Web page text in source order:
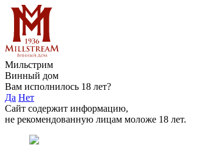
Мильстрим
Винный дом
Вам исполнилось 18 лет?
Да Нет
Сайт содержит информацию,
не рекомендованную лицам моложе 18 лет.